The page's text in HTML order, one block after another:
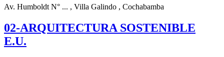
Av. Humboldt N° ... , Villa Galindo , Cochabamba
02-ARQUITECTURA SOSTENIBLE
E.U.